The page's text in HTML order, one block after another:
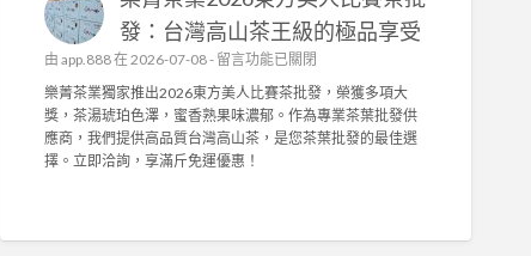
適
耐
用
輕
鬆
拆
洗
中
機
能
布
與
高
密
度
，
2
0
2
6
台
灣
陳
競
發：台灣高山茶王級的極品享受
由 app.888在 2026-07-08 - 在
〈
樂
菁
茶
業
2
留言功能已關閉
樂菁茶業獨家推出2026東方美人比賽茶批發，榮獲多項大
獎，茶湯琥珀色澤，蜜香熟果味濃郁。作為專業茶葉批發供
應商，我們提供高品質台灣高山茶，是您茶葉批發的最佳選
擇。立即洽詢，享滿斤免運優惠！